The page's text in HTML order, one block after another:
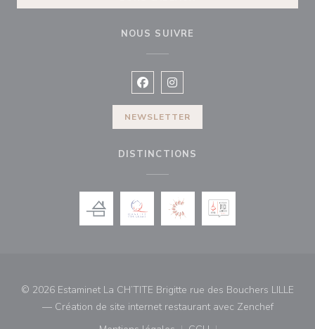
NOUS SUIVRE
Facebook ((ouvre une nouvelle
Instagram ((ouvre une
NEWSLETTER
DISTINCTIONS
© 2026 Estaminet La CH’TITE Brigitte rue des Bouchers LILLE
— Création de site internet restaurant avec Zenchef((ouvre